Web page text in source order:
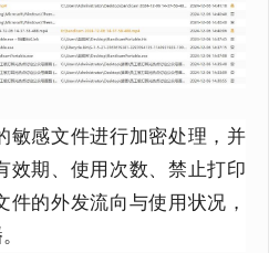
敏感文件进行加密处理，并
效期、使用次数、禁止打印
的外发流向与使用状况，